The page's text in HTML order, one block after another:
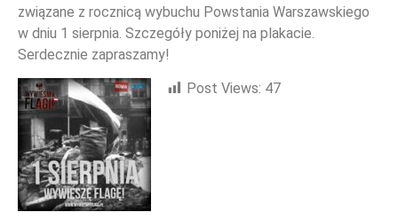
związane z rocznicą wybuchu Powstania Warszawskiego
w dniu 1 sierpnia. Szczegóły poniżej na plakacie.
Serdecznie zapraszamy!
Post Views: 47
WYDARZENIA